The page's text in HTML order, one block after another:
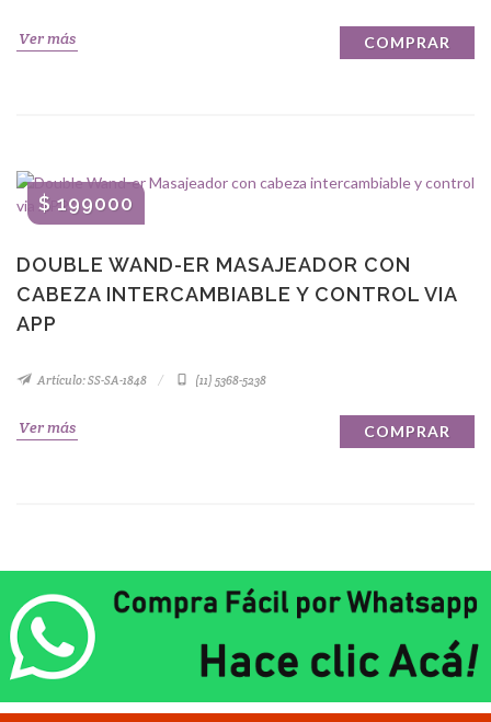
Ver más COMPRAR
DOUBLE WAND-ER MASAJEADOR CON
CABEZA INTERCAMBIABLE Y CONTROL VIA
APP
$ 199000
Artículo: SS-SA-1848 (11) 5368-5238
Ver más COMPRAR